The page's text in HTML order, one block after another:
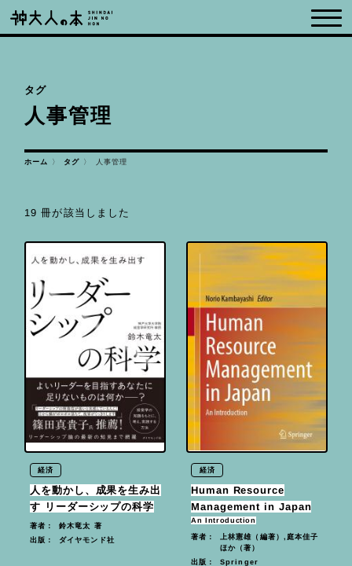
タグ
人事管理
ホーム タグ 人事管理
19 冊が該当しました
経済
人を動かし、成果を生み出
す リーダーシップの科学
著者： 鈴木竜太 著
出版： ダイヤモンド社
経済
Human Resource
Management in Japan
An Introduction
著者： 上林憲雄（編著）,庭本佳子
ほか（著）
出版： Springer